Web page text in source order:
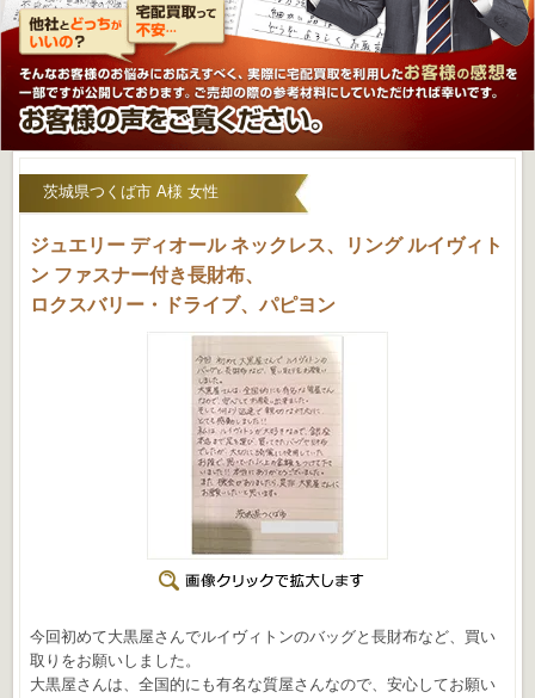
茨城県つくば市 A様 女性
ジュエリー ディオール ネックレス、リング ルイヴィト
ン ファスナー付き長財布、
ロクスバリー・ドライブ、パピヨン
今回初めて大黒屋さんでルイヴィトンのバッグと長財布など、買い
取りをお願いしました。
大黒屋さんは、全国的にも有名な質屋さんなので、安心してお願い